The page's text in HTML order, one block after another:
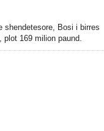
shendetesore, Bosi i birres
plot 169 milion paund.